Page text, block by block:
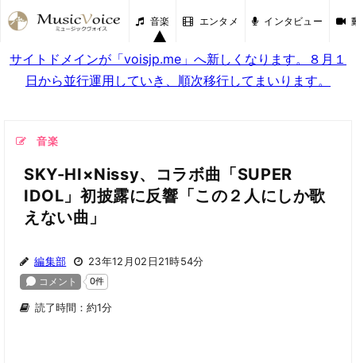
音楽 エンタメ インタビュー
サイトドメインが「voisjp.me」へ新しくなります。８月１
日から並行運用していき、順次移行してまいります。
音楽
SKY-HI×Nissy、コラボ曲「SUPER
IDOL」初披露に反響「この２人にしか歌
えない曲」
編集部 23年12月02日21時54分
読了時間：約1分